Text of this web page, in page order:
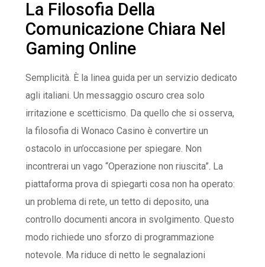
La Filosofia Della
Comunicazione Chiara Nel
Gaming Online
Semplicità. È la linea guida per un servizio dedicato
agli italiani. Un messaggio oscuro crea solo
irritazione e scetticismo. Da quello che si osserva,
la filosofia di Wonaco Casino è convertire un
ostacolo in un’occasione per spiegare. Non
incontrerai un vago “Operazione non riuscita”. La
piattaforma prova di spiegarti cosa non ha operato:
un problema di rete, un tetto di deposito, una
controllo documenti ancora in svolgimento. Questo
modo richiede uno sforzo di programmazione
notevole. Ma riduce di netto le segnalazioni